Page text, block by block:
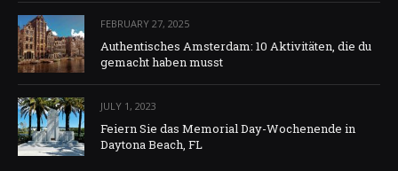
FEBRUARY 27, 2025
Authentisches Amsterdam: 10 Aktivitäten, die du
gemacht haben musst
JULY 1, 2023
Feiern Sie das Memorial Day-Wochenende in
Daytona Beach, FL